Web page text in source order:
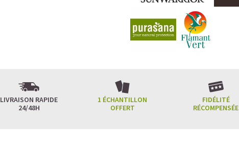
LIVRAISON RAPIDE
24/48H
1 ÉCHANTILLON
OFFERT
FIDÉLITÉ
RÉCOMPENSÉE